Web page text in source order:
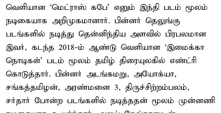
வெளியான ‘மெட்ராஸ் கபே’ எனும் இந்தி படம் மூலம்
நடிகையாக அறிமுகமானார். பின்னர் தெலுங்கு
படங்களில் நடித்து தென்னிந்திய அளவில் பிரபலமான
இவர், கடந்த 2018-ம் ஆண்டு வெளியான ‘இமைக்கா
நொடிகள்’ படம் மூலம் தமிழ் திரையுலகில் எண்ட்ரி
கொடுத்தார். பின்னர் அடங்கமறு, அயோக்யா,
சங்கத்தமிழன், அரண்மனை 3, திருச்சிற்றம்பலம்,
சர்தார் போன்ற படங்களில் நடித்ததன் மூலம் முன்னணி